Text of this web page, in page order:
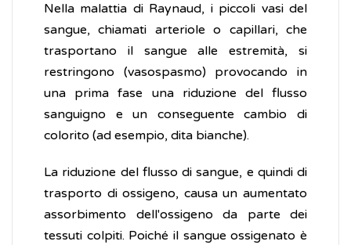
Nella malattia di Raynaud, i piccoli vasi del
sangue, chiamati arteriole o capillari, che
trasportano il sangue alle estremità, si
restringono (vasospasmo) provocando in
una prima fase una riduzione del flusso
sanguigno e un conseguente cambio di
colorito (ad esempio, dita bianche).
La riduzione del flusso di sangue, e quindi di
trasporto di ossigeno, causa un aumentato
assorbimento dell'ossigeno da parte dei
tessuti colpiti. Poiché il sangue ossigenato è